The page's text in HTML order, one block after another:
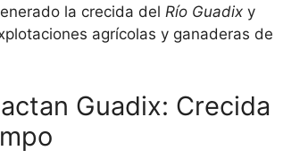
la crecida del Río Guadix y
agrícolas y ganaderas de
Guadix: Crecida